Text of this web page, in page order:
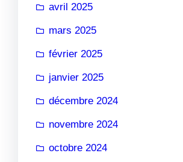
avril 2025
mars 2025
février 2025
janvier 2025
décembre 2024
novembre 2024
octobre 2024